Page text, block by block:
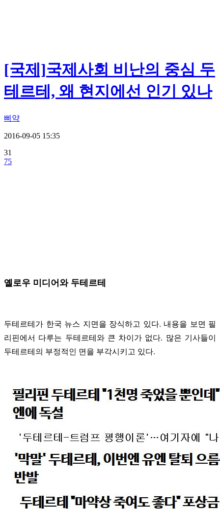
[국제]국제사회 비난의 중심 두
테르테, 왜 현지에선 인기 있나
삐약
2016-09-05 15:35
31
75
옐로우 미디어와 두테르테
두테르테가 한국 뉴스 지면을 장식하고 있다. 내용을 보면 필
리핀에서 다루는 두테르테와 큰 차이가 없다. 많은 기사들이
두테르테의 부정적인 면을 부각시키고 있다.